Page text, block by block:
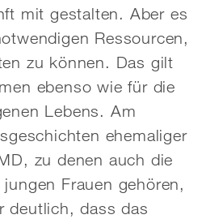
mit gestalten. Aber es
Ressourcen,
zu können. Das gilt
ebenso wie für die
Lebens. Am
ehemaliger
zu denen auch die
Frauen gehören,
deutlich, dass das